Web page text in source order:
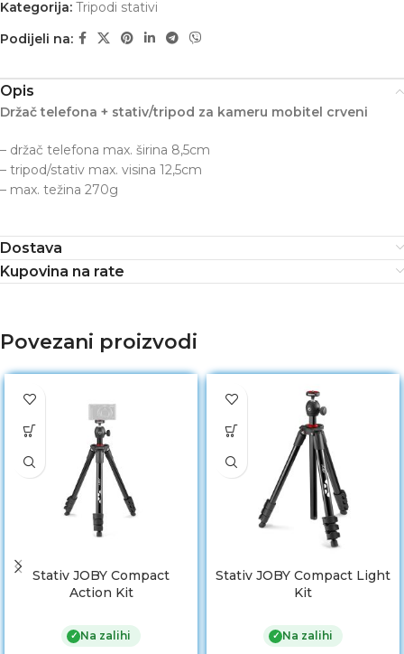
Kategorija: Tripodi stativi
Podijeli na:
Opis
Držač telefona + stativ/tripod za kameru mobitel crveni
– držač telefona max. širina 8,5cm
– tripod/stativ max. visina 12,5cm
– max. težina 270g
Dostava
Kupovina na rate
Povezani proizvodi
Stativ JOBY Compact
Action Kit
✓ Na zalihi
Stativ JOBY Compact Light
Kit
✓ Na zalihi